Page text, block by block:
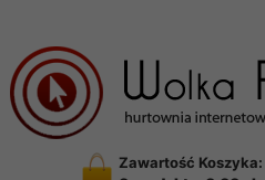
Zawartość Koszyka: